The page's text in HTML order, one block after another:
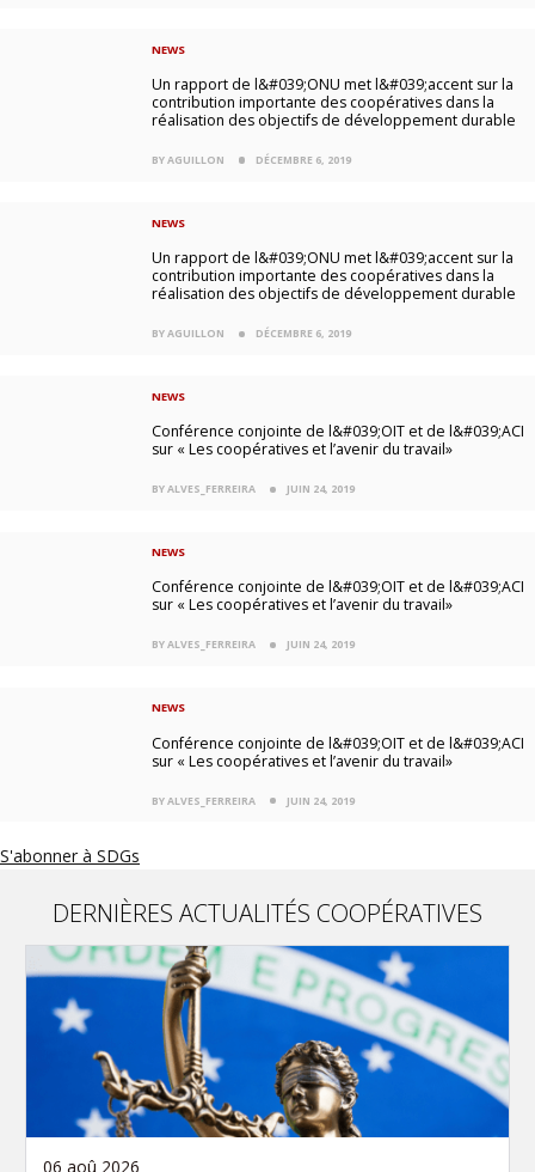
NEWS
Un rapport de l&#039;ONU met l&#039;accent sur la
contribution importante des coopératives dans la
réalisation des objectifs de développement durable
BY AGUILLON DÉCEMBRE 6, 2019
NEWS
Un rapport de l&#039;ONU met l&#039;accent sur la
contribution importante des coopératives dans la
réalisation des objectifs de développement durable
BY AGUILLON DÉCEMBRE 6, 2019
NEWS
Conférence conjointe de l&#039;OIT et de l&#039;ACI
sur « Les coopératives et l’avenir du travail»
BY ALVES_FERREIRA JUIN 24, 2019
NEWS
Conférence conjointe de l&#039;OIT et de l&#039;ACI
sur « Les coopératives et l’avenir du travail»
BY ALVES_FERREIRA JUIN 24, 2019
NEWS
Conférence conjointe de l&#039;OIT et de l&#039;ACI
sur « Les coopératives et l’avenir du travail»
BY ALVES_FERREIRA JUIN 24, 2019
S'abonner à SDGs
DERNIÈRES ACTUALITÉS COOPÉRATIVES
06 aoû 2026